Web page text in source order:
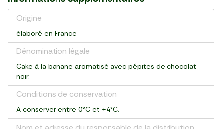
Origine
élaboré en France
Dénomination légale
Cake à la banane aromatisé avec pépites de chocolat
noir.
Conditions de conservation
A conserver entre 0°C et +4°C.